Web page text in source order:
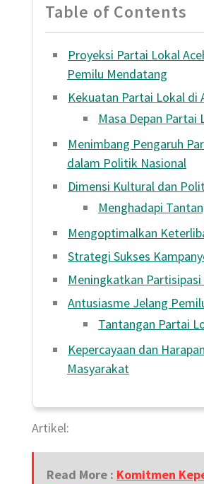
Table of Contents
Proyeksi Partai Lokal
Pemilu Mendatang
Kekuatan Partai Lokal di
Masa Depan Partai
Menimbang Pengaruh
dalam Politik Nasional
Dimensi Kultural dan
Menghadapi
Mengoptimalkan
Strategi Sukses
Meningkatkan
Antusiasme Jelang
Tantangan Partai
Kepercayaan dan Harapan
Masyarakat
Artikel:
Read More : Komitmen